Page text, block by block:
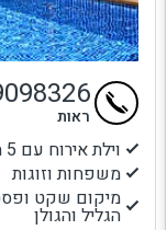
וילת אירוח עם 5 חדרי שינה
משפחות וזוגות
מיקום שקט
הגליל והגולן
ראות